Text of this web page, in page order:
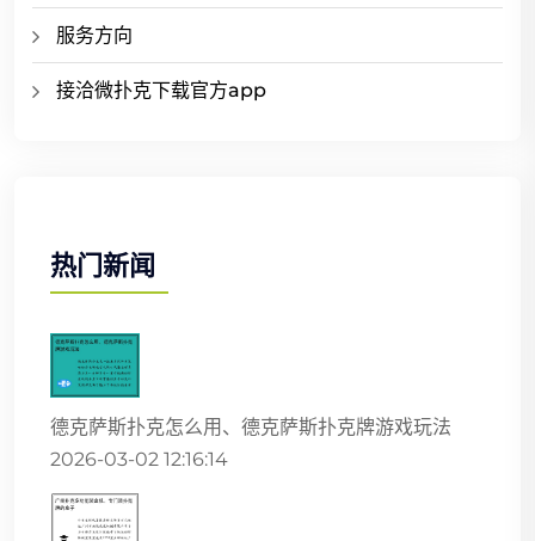
服务方向
接洽微扑克下载官方app
热门新闻
德克萨斯扑克怎么用、德克萨斯扑克牌游戏玩法
2026-03-02 12:16:14